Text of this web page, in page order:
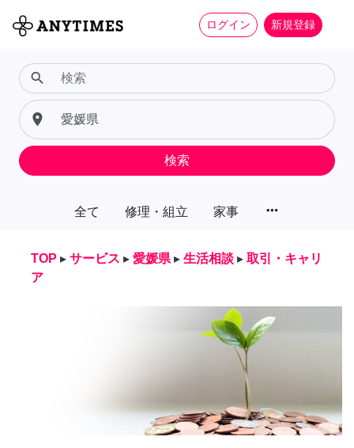
ログイン 新規登録
全て 修理・組立 家事 more_horiz
search
place
検索
TOP ▸ サービス ▸ 愛媛県 ▸ 生活相談 ▸ 取引・キャリ
ア